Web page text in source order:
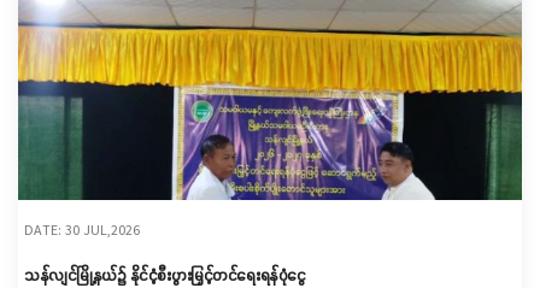
DATE: 30 JUL,2026
သန်လျင်မြို့နယ်၌ နိုင်ငံ့စီးပွားမြှင့်တင်ရေးရန်ပုံငွေ